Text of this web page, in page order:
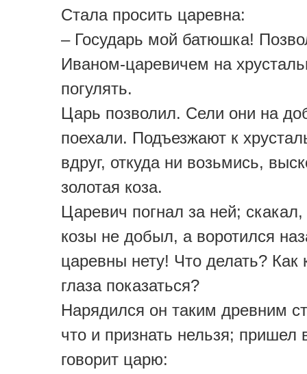
Стала просить царевна:
– Государь мой батюшка!
Иваном-царевичем на
погулять.
Царь позволил. Сели они на
поехали. Подъезжают к
вдруг, откуда ни возьмись,
золотая коза.
Царевич погнал за ней; скакал,
козы не добыл, а воротился
царевны нету! Что делать? Как
глаза показаться?
Нарядился он таким древним
что и признать нельзя; пришел
говорит царю: